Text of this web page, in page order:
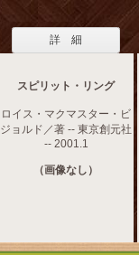
詳 細
スピリット・リング
ロイス・マクマスター・ビ
ジョルド／著 -- 東京創元社
-- 2001.1
（画像なし）